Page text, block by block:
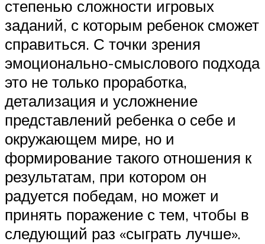
степенью сложности игровых
заданий, с которым ребенок сможет
справиться. С точки зрения
эмоционально-смыслового подхода
это не только проработка,
детализация и усложнение
представлений ребенка о себе и
окружающем мире, но и
формирование такого отношения к
результатам, при котором он
радуется победам, но может и
принять поражение с тем, чтобы в
следующий раз «сыграть лучше».